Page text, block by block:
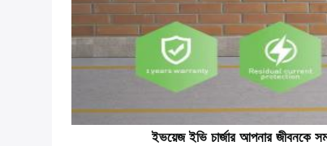
ইভয়েজ ইভি চার্জার আপনার জীবনকে